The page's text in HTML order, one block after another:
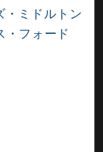
・ミドルトン
・フォード